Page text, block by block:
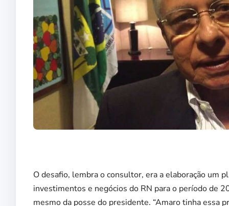
O desafio, lembra o consultor, era a elaboração um
investimentos e negócios do RN para o período de
mesmo da posse do presidente. “Amaro tinha essa